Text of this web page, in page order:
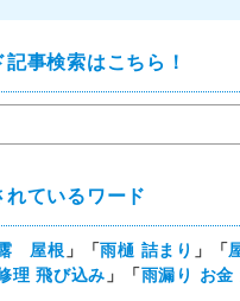
事検索はこちら！
れているワード
屋根 」「雨樋 詰まり 」「
理 飛び込み 」「雨漏り お金